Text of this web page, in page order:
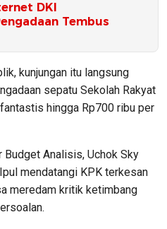
DKI
Tembus
kunjungan itu langsung
sepatu Sekolah Rakyat
hingga Rp700 ribu per
Analisis, Uchok Sky
mendatangi KPK terkesan
meredam kritik ketimbang